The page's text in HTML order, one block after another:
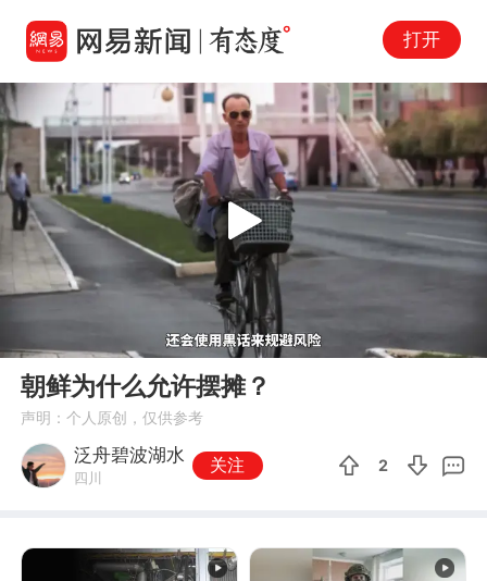
打开
Play
朝鲜为什么允许摆摊？
声明：个人原创，仅供参考
泛舟碧波湖水
四川
关注 2